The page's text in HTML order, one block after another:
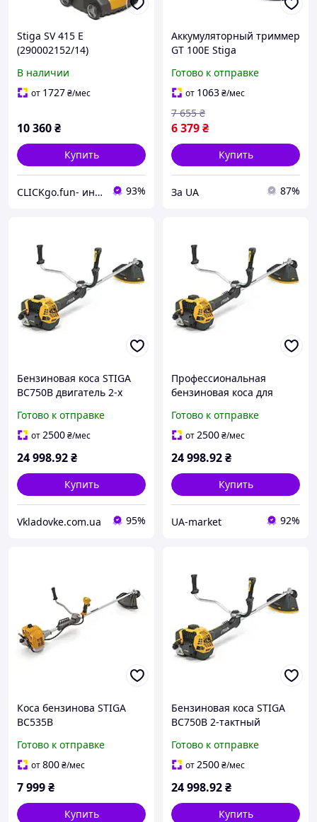
Stiga SV 415 E
(290002152/14)
В наличии
от 1727₴/мес
10 360₴
Купить
CLICKgo.fun- интернет магазин 93%
Аккумуляторный триммер
GT 100E Stiga
Готово к отправке
от 1063₴/мес
6 379₴
7 655 ₴
Купить
За UA 87%
Бензиновая коса STIGA
BC750B двигатель 2-х
кВт вес 9.2 кг ширина
кошения 45 см
Готово к отправке
от2500₴/мес
24 998.92₴
Купить
Vkladovke.com.ua 95%
Профессиональная
бензиновая коса для
BC750B мощностью 1.5
кВт с 2-тактным
Готово к отправке
от2500₴/мес
24 998.92₴
Купить
UA-market 92%
Коса бензинова STIGA
BC535B
Готово к отправке
от800₴/мес
7 999₴
Купить
Бензиновая коса STIGA
BC750B 2-тактный
скашивания 45 см
антивибрационная
Готово к отправке
от2500₴/мес
24 998.92₴
Купить